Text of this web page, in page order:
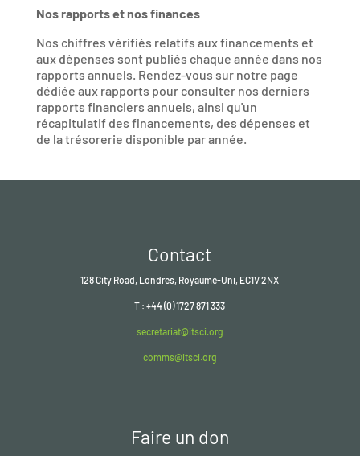
Nos rapports et nos finances
Nos chiffres vérifiés relatifs aux financements et
aux dépenses sont publiés chaque année dans nos
rapports annuels. Rendez-vous sur notre page
dédiée aux rapports pour consulter nos derniers
rapports financiers annuels, ainsi qu'un
récapitulatif des financements, des dépenses et
de la trésorerie disponible par année.
Contact
128 City Road, Londres, Royaume-Uni, EC1V 2NX
T : +44 (0) 1727 871 333
secretariat@itsci.org
comms@itsci.org
Faire un don